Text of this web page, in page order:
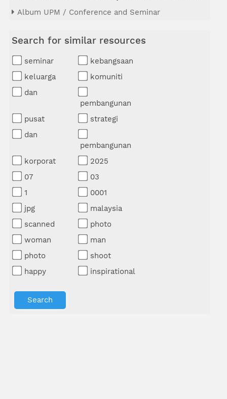
Album UPM / Conference and Seminar
Search for similar resources
seminar
kebangsaan
keluarga
komuniti
dan
pembangunan
pusat
strategi
dan
pembangunan
korporat
2025
07
03
1
0001
jpg
malaysia
scanned
photo
woman
man
photo
shoot
happy
inspirational